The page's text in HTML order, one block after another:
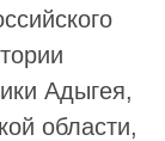
Адыгея,
области,